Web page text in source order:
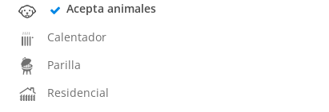
Acepta animales
Calentador
Parilla
Residencial